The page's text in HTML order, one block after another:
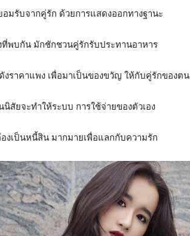
มรับจากคู่รัก ด้วยการแสดงออกทางฐานะ
ที่พบกัน มักชักชวนคู่รักรับประทานอาหาร
ราคาแพง เพื่อมาเป็นของขวัญ ให้กับคู่รักของตน
สัยจะทำให้ระบบ การใช้จ่ายของตัวเอง
งเป็นหนี้สิน มากมายเพื่อแลกกับความรัก